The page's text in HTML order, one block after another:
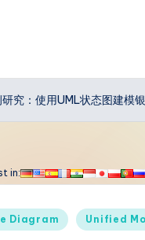
究：使用UML状态图建模
in:
Diagram Unified